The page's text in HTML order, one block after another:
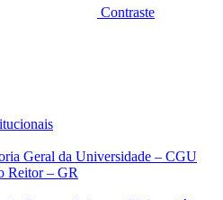
Contraste
Geral da Universidade – CGU
Reitor – GR